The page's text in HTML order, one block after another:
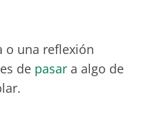
o una reflexión
de pasara algo de